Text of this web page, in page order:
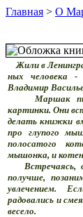
Главная > О
Жили в
ных человека
Владимир
Маршак
картинки. Они
делать книжки
про глупого
полосатого
мышонка, и
Встречаясь,
получше,
увлечением.
радовались и
весело.